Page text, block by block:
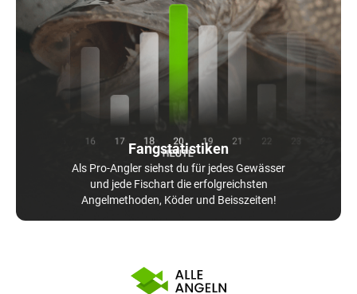
Fangstatistiken
Als Pro-Angler siehst du für jedes Gewässer
und jede Fischart die erfolgreichsten
Angelmethoden, Köder und Beisszeiten!